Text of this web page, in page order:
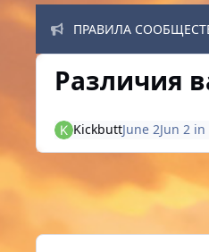
ПРАВИЛА
Различия
KickbuttJune 2Jun 2 in